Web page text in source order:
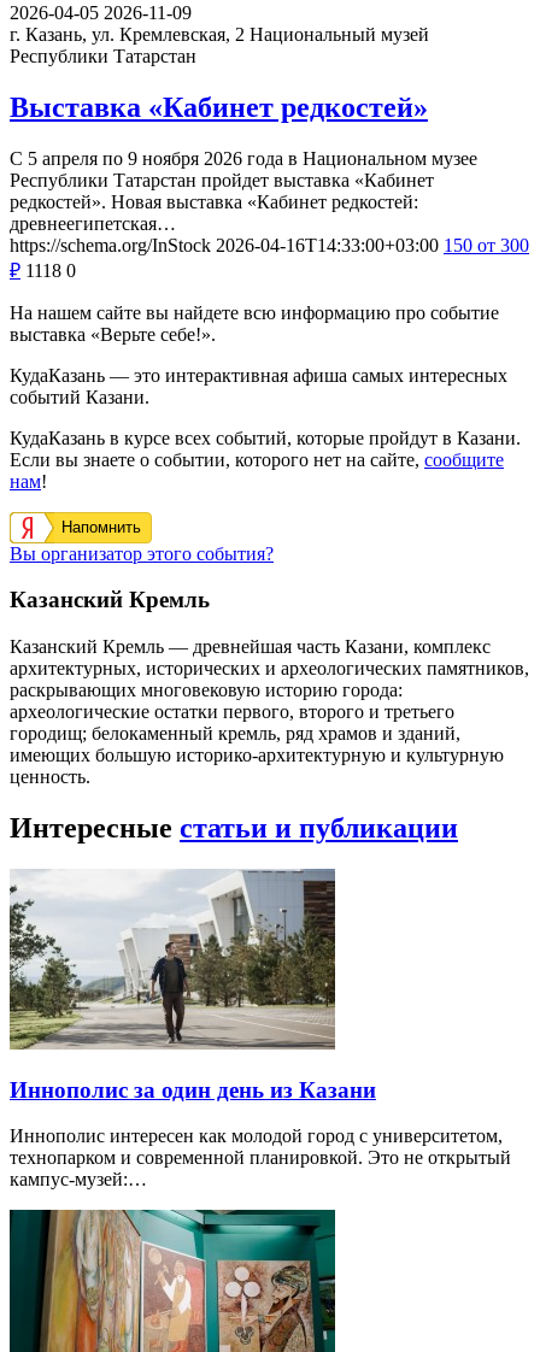
2026-04-05 2026-11-09
г. Казань, ул. Кремлевская, 2 Национальный музей
Республики Татарстан
Выставка «Кабинет редкостей»
С 5 апреля по 9 ноября 2026 года в Национальном музее
Республики Татарстан пройдет выставка «Кабинет
редкостей». Новая выставка «Кабинет редкостей:
древнеегипетская…
https://schema.org/InStock 2026-04-16T14:33:00+03:00 150 от 300
₽ 1118 0
На нашем сайте вы найдете всю информацию про событие
выставка «Верьте себе!».
КудаКазань — это интерактивная афиша самых интересных
событий Казани.
КудаКазань в курсе всех событий, которые пройдут в Казани.
Если вы знаете о событии, которого нет на сайте, сообщите
нам!
Напомнить
Вы организатор этого события?
Казанский Кремль
Казанский Кремль — древнейшая часть Казани, комплекс
архитектурных, исторических и археологических памятников,
раскрывающих многовековую историю города:
археологические остатки первого, второго и третьего
городищ; белокаменный кремль, ряд храмов и зданий,
имеющих большую историко-архитектурную и культурную
ценность.
Интересные статьи и публикации
Иннополис за один день из Казани
Иннополис интересен как молодой город с университетом,
технопарком и современной планировкой. Это не открытый
кампус-музей:…